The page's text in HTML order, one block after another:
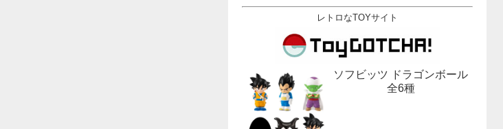
る。1月27日,28日@ロサン
ゼルス。
レトロなTOYサイト
ソフビッツ ドラゴンボール
全6種